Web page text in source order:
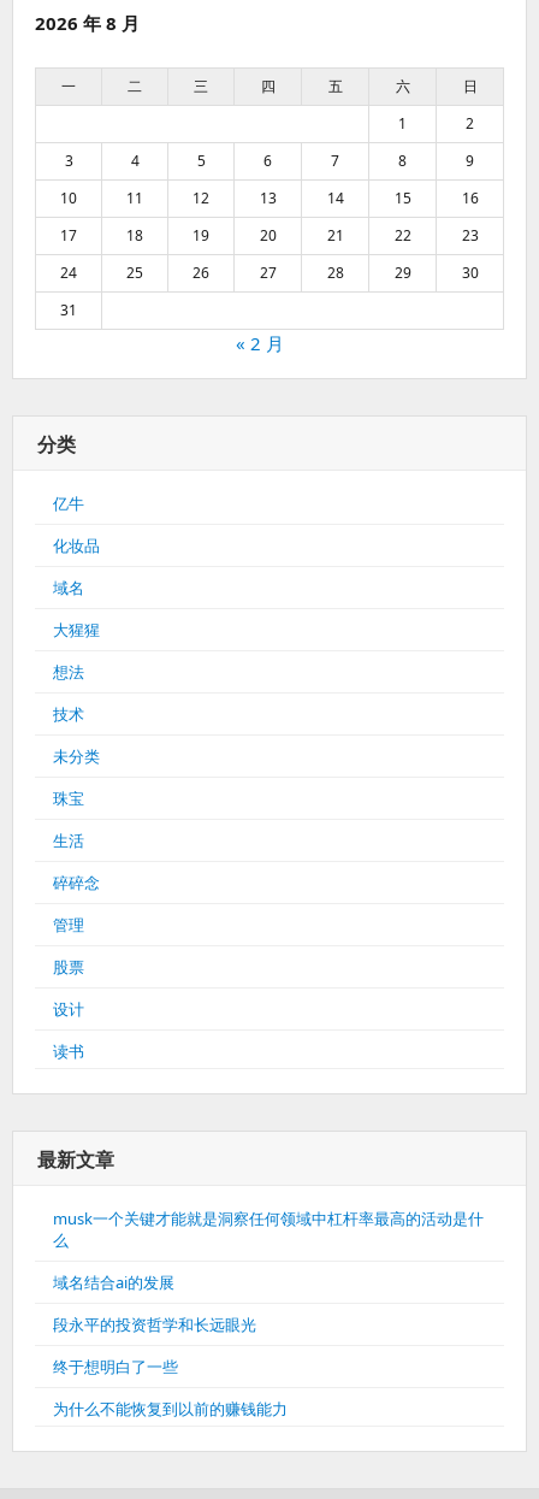
2026 年 8 月
一 二 三 四 五 六
日
1
2
3
4 5 6 7 8
9
10
11 12 13 14 15
16
17
18 19 20 21 22
23
24
25 26 27 28 29
30
31
« 2 月
分类
亿牛
化妆品
域名
大猩猩
想法
技术
未分类
珠宝
生活
碎碎念
管理
股票
设计
读书
最新文章
musk一个关键才能就是洞察任何领域中杠杆率最高的活动是什
么
域名结合ai的发展
段永平的投资哲学和长远眼光
终于想明白了一些
为什么不能恢复到以前的赚钱能力